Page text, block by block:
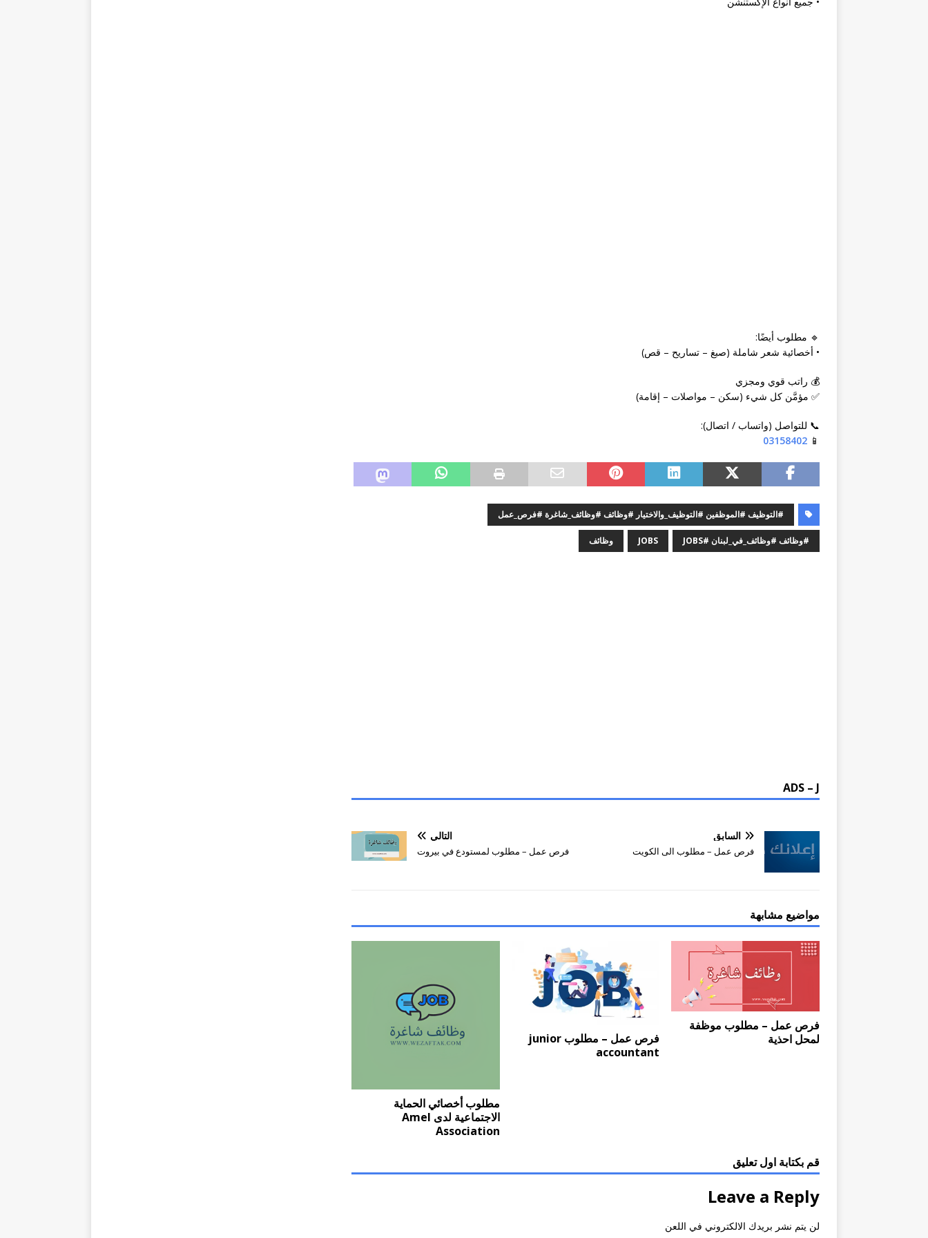
🔹 مطلوب أيضًا:
• أخصائية شعر شاملة (صبغ – تساريح – قص)
💰 راتب قوي ومجزي
✅ مؤمَّن كل شيء (سكن – مواصلات – إقامة)
📞 للتواصل (واتساب / اتصال):
📱
03158402
#التوظيف #الموظفين #التوظيف_والاختيار #وظائف #وظائف_شاغرة #فرص_عمل
#وظائف #وظائف_في_لبنان #JOBS JOBS وظائف
ADS – J
السابق
فرص عمل – مطلوب الى الكويت
التالي
فرص عمل – مطلوب لمستودع في بيروت
مواضيع مشابهة
فرص عمل – مطلوب موظفة
لمحل احذية
فرص عمل – مطلوب junior
accountant
مطلوب أخصائي الحماية
الاجتماعية لدى Amel
Association
قم بكتابة اول تعليق
Leave a Reply
لن يتم نشر بريدك الالكتروني في اللعن